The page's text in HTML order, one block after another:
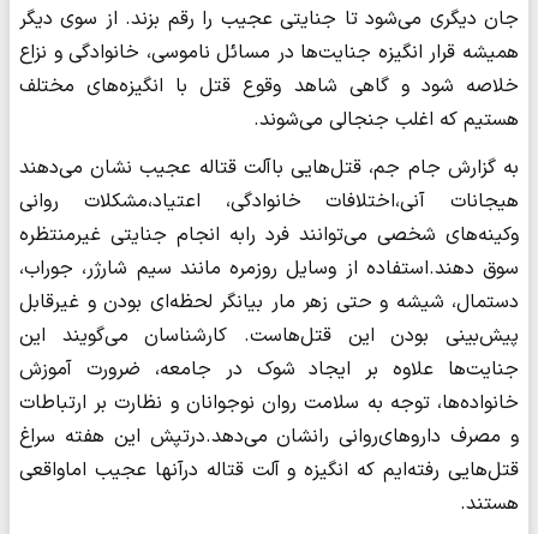
جان دیگری می‌شود تا جنایتی عجیب را رقم بزند. از سوی دیگر
همیشه قرار انگیزه جنایت‌ها در مسائل ناموسی، خانوادگی و نزاع
خلاصه ‌شود و گاهی شاهد وقوع قتل با انگیزه‌های مختلف
هستیم که اغلب جنجالی می‌شوند.
به گزارش جام جم، قتل‌هایی باآلت قتاله عجیب نشان می‌دهند
هیجانات آنی،اختلافات خانوادگی، اعتیاد،مشکلات روانی
وکینه‌های شخصی می‌توانند فرد رابه انجام جنایتی غیرمنتظره
سوق دهند.استفاده از وسایل روزمره مانند سیم شارژر، جوراب،
دستمال، شیشه و حتی زهر مار بیانگر لحظه‌ای بودن و غیرقابل
پیش‌بینی بودن این قتل‌هاست. کارشناسان می‌گویند این
جنایت‌ها علاوه بر ایجاد شوک در جامعه، ضرورت آموزش
خانواده‌ها، توجه به سلامت روان نوجوانان و نظارت بر ارتباطات
و مصرف داروهای‌روانی رانشان می‌دهد.درتپش این هفته سراغ
قتل‌هایی رفته‌ایم که انگیزه و آلت قتاله درآنها عجیب اماواقعی
هستند.